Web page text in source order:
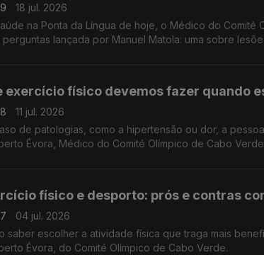
18 jul. 2026
na Ponta da Língua de hoje, o Médico do Comité
perguntas lançada por Manuel Matola: uma sobre
exercício físico devemos fazer quando
11 jul. 2026
de patologias, como a hipertensão ou dor, a
Évora, Médico do Comité Olímpico de Cabo Verde
físico e desporto: prós e contras
04 jul. 2026
saber escolher a atividade física que traga mais
Évora, do Comité Olímpico de Cabo Verde.